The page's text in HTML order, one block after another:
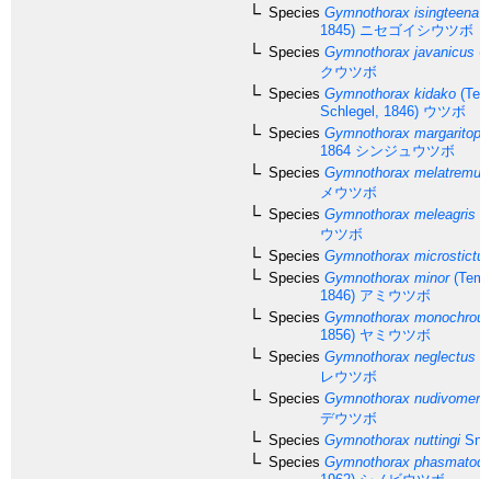
Species Gymnothorax isingteena
1845) ニセゴイシウツボ
Species Gymnothorax javanicus
クウツボ
Species Gymnothorax kidako
Schlegel, 1846) ウツボ
Species Gymnothorax
1864 シンジュウツボ
Species Gymnothorax melatremus
メウツボ
Species Gymnothorax meleagris
ウツボ
Species Gymnothorax microstictus
Species Gymnothorax minor
1846) アミウツボ
Species Gymnothorax monochrous
1856) ヤミウツボ
Species Gymnothorax neglectus
レウツボ
Species Gymnothorax nudivomer
デウツボ
Species Gymnothorax nuttingi
Species Gymnothorax